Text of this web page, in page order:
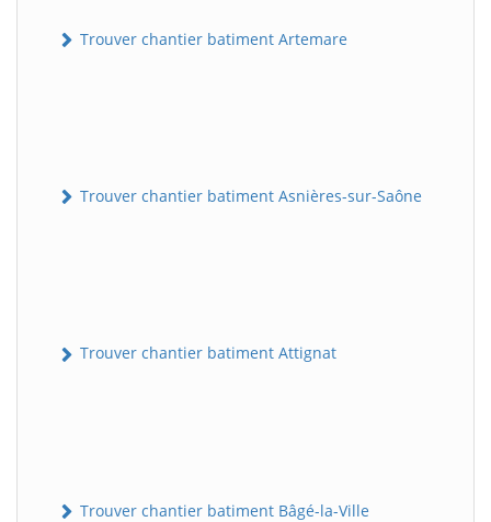
Trouver chantier batiment Artemare
Trouver chantier batiment Asnières-sur-Saône
Trouver chantier batiment Attignat
Trouver chantier batiment Bâgé-la-Ville